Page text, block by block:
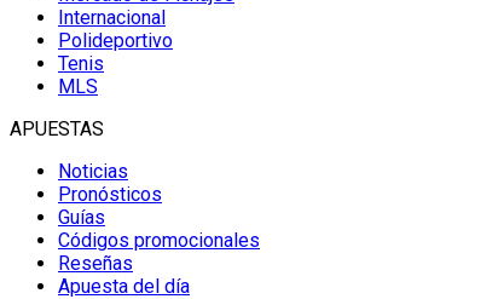
Internacional
Polideportivo
Tenis
MLS
APUESTAS
Noticias
Pronósticos
Guías
Códigos promocionales
Reseñas
Apuesta del día